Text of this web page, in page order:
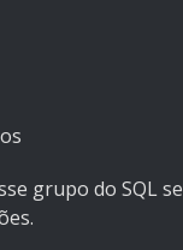
grupo do SQL